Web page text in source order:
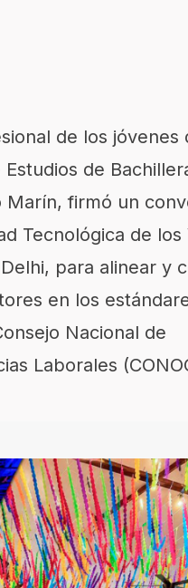
de los jóvenes
de
Marín, firmó un
Tecnológica de los
, para alinear y
en los
Nacional de
Laborales